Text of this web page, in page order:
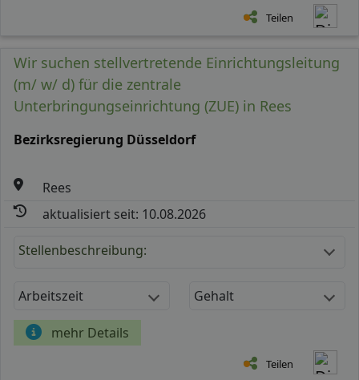
Teilen
Wir suchen stellvertretende Einrichtungsleitung
(m/ w/ d) für die zentrale
Unterbringungseinrichtung (ZUE) in Rees
Bezirksregierung Düsseldorf
Rees
aktualisiert seit: 10.08.2026
Stellenbeschreibung:
Arbeitszeit Gehalt
mehr Details
Teilen